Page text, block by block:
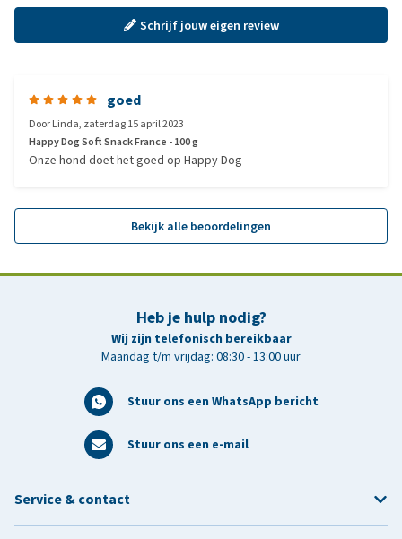
Schrijf jouw eigen review
goed
DoorLinda, zaterdag 15 april 2023
Happy Dog Soft Snack France - 100 g
Onze hond doet het goed op Happy Dog
Bekijk alle beoordelingen
Heb je hulp nodig?
Wij zijn telefonisch bereikbaar
Maandag t/m vrijdag: 08:30 - 13:00 uur
Stuur ons een WhatsApp bericht
Stuur ons een e-mail
Service & contact